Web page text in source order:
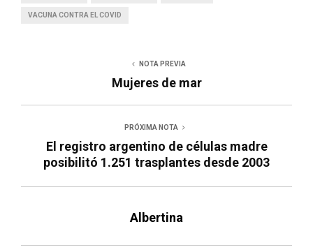
VACUNA CONTRA EL COVID
NOTA PREVIA
Mujeres de mar
PRÓXIMA NOTA
El registro argentino de células madre
posibilitó 1.251 trasplantes desde 2003
Albertina